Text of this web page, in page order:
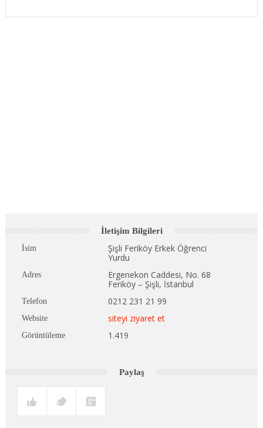
İletişim Bilgileri
İsim
Şişli Feriköy Erkek Öğrenci
Yurdu
Adres
Ergenekon Caddesi, No. 68
Feriköy – Şişli, İstanbul
Telefon 0212 231 21 99
Website siteyi ziyaret et
Görüntüleme 1.419
Paylaş